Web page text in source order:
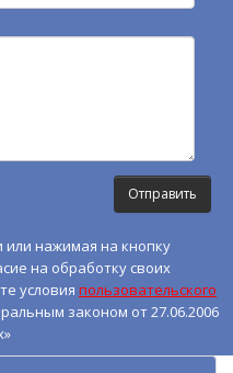
нажимая на кнопку
на обработку своих
условия пользовательского
законом от 27.06.2006